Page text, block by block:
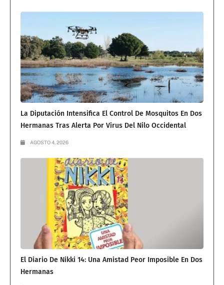
La Diputación Intensifica El Control De Mosquitos En Dos
Hermanas Tras Alerta Por Virus Del Nilo Occidental
AGOSTO 4, 2026
El Diario De Nikki 14: Una Amistad Peor Imposible En Dos
Hermanas